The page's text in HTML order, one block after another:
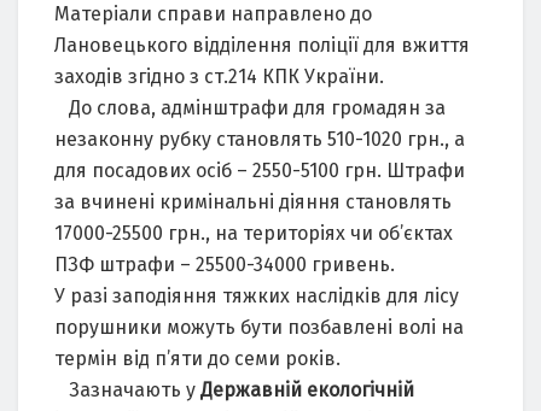
Матеріали справи направлено до
Лановецького відділення поліції для вжиття
заходів згідно з ст.214 КПК України.
До слова, адмінштрафи для громадян за
незаконну рубку становлять 510-1020 грн., а
для посадових осіб – 2550-5100 грн. Штрафи
за вчинені кримінальні діяння становлять
17000-25500 грн., на територіях чи об’єктах
ПЗФ штрафи – 25500-34000 гривень.
У разі заподіяння тяжких наслідків для лісу
порушники можуть бути позбавлені волі на
термін від п’яти до семи років.
Зазначають у Державній екологічній